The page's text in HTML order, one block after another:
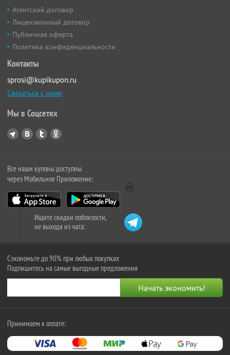
Агентский договор
Лицензионный договор
Публичная оферта
Политика конфиденциальности
Контакты
sprosi@kupikupon.ru
Связаться с нами
Мы в Соцсетях
Все наши купоны доступны
через Мобильное Приложение:
Ищите скидки поблизости,
не выходя из чата:
Сэкономьте до 90% при любых покупках
Подпишитесь на самые выгодные предложения
Принимаем к оплате: